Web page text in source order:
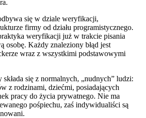
się w dziale weryfikacji,
firmy od działu programistycznego.
weryfikacji już w trakcie pisania
osobę. Każdy znaleziony błąd jest
wraz z wszystkimi podstawowymi
składa się z normalnych, „nudnych” ludzi:
z rodzinami, dziećmi, posiadających
pracy do życia prywatnego. Nie ma
pośpiechu, zaś indywidualiści są